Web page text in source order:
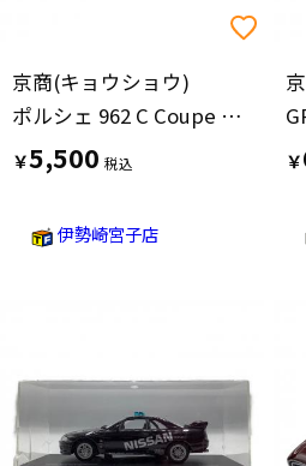
京商(キョウショウ)
ポルシェ 962 C Coupe LH ラジコンモデルカー
￥5,500
伊勢崎宮子店
￥